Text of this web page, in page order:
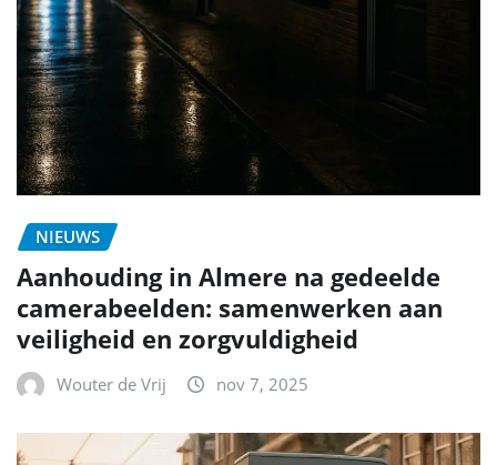
NIEUWS
Aanhouding in Almere na gedeelde
camerabeelden: samenwerken aan
veiligheid en zorgvuldigheid
Wouter de Vrij nov 7, 2025